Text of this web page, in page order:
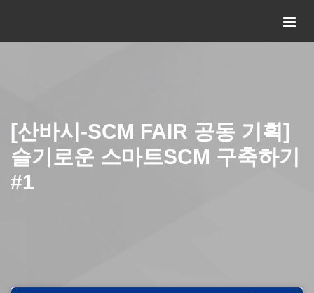
[산바시-SCM FAIR 공동 기획]
슬기로운 스마트SCM 구축하기
#1